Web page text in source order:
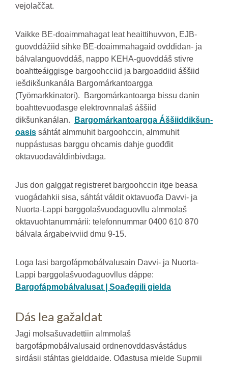
vejolaččat.
Vaikke BE-doaimmahagat leat heaittihuvvon, EJB-
guovddážiid sihke BE-doaimmahagaid ovddidan- ja
bálvalanguovddáš, nappo KEHA-guovddáš stivre
boahtteáiggisge bargoohcciid ja bargoaddiid áššiid
iešdikšunkanála Bargomárkantoargga
(Työmarkkinatori). Bargomárkantoarga bissu danin
boahttevuođasge elektrovnnalaš áššiid
dikšunkanálan.
Bargomárkantoargga Áššiiddikšun-
oasis sáhtát almmuhit bargoohccin, almmuhit
nuppástusas barggu ohcamis dahje guođđit
oktavuođaváldinbivdaga.
Jus don galggat registreret bargoohccin itge beasa
vuogádahkii sisa, sáhtát váldit oktavuođa Davvi- ja
Nuorta-Lappi barggolašvuođaguovllu almmolaš
oktavuohtanummárii: telefonnummar 0400 610 870
bálvala árgabeivviid dmu 9-15.
Loga lasi bargofápmobálvalusain Davvi- ja Nuorta-
Lappi barggolašvuođaguovllus dáppe:
Bargofápmobálvalusat | Soađegili gielda
Dás lea gažaldat
Jagi molsašuvadettiin almmolaš
bargofápmobálvalusaid ordnenovddasvástádus
sirdásii stáhtas gielddaide. Ođastusa mielde Supmii